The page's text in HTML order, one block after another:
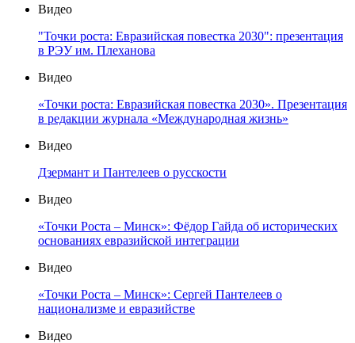
Видео
"Точки роста: Евразийская повестка 2030": презентация
в РЭУ им. Плеханова
Видео
«Точки роста: Евразийская повестка 2030». Презентация
в редакции журнала «Международная жизнь»
Видео
Дзермант и Пантелеев о русскости
Видео
«Точки Роста – Минск»: Фёдор Гайда об исторических
основаниях евразийской интеграции
Видео
«Точки Роста – Минск»: Сергей Пантелеев о
национализме и евразийстве
Видео